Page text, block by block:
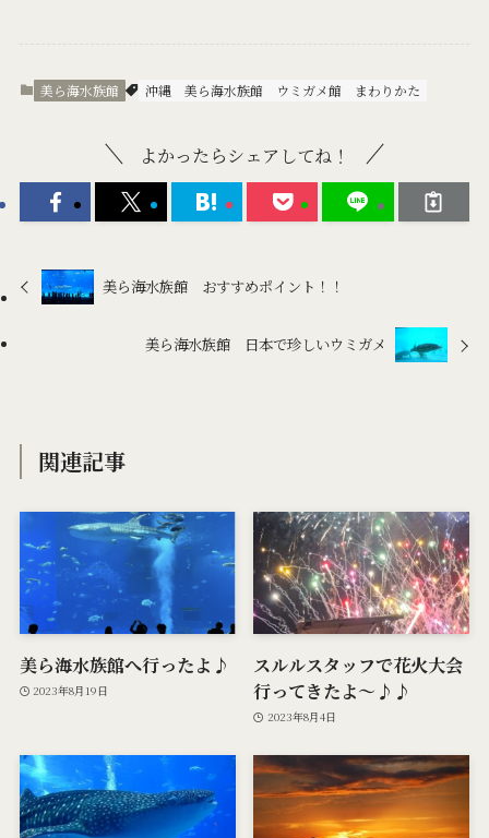
美ら海水族館 沖縄 美ら海水族館 ウミガメ館 まわりかた
よかったらシェアしてね！
美ら海水族館 おすすめポイント！！
美ら海水族館 日本で珍しいウミガメ
関連記事
美ら海水族館へ行ったよ♪
2023年8月19日
スルルスタッフで花火大会
行ってきたよ〜♪♪
2023年8月4日